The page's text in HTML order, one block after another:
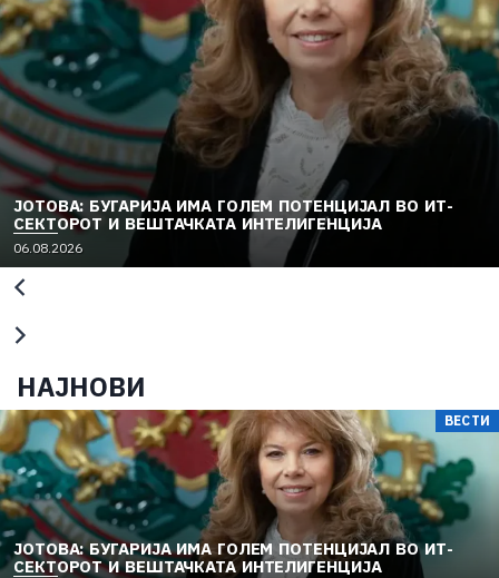
ЈОТОВА: БУГАРИЈА ИМА ГОЛЕМ ПОТЕНЦИЈАЛ ВО ИТ-
СЕКТОРОТ И ВЕШТАЧКАТА ИНТЕЛИГЕНЦИЈА
06.08.2026
НАЈНОВИ
ВЕСТИ
ЈОТОВА: БУГАРИЈА ИМА ГОЛЕМ ПОТЕНЦИЈАЛ ВО ИТ-
СЕКТОРОТ И ВЕШТАЧКАТА ИНТЕЛИГЕНЦИЈА